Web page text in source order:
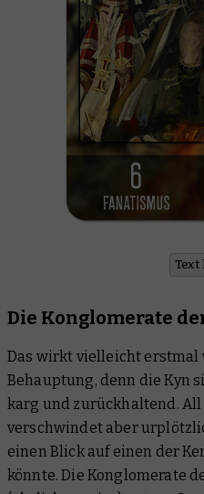
Text
Die Konglomerate
Das wirkt vielleicht erstmal
Behauptung, denn die Kyn
karg und zurückhaltend.
verschwindet aber
einen Blick auf einen der
könnte. Die Konglomerate